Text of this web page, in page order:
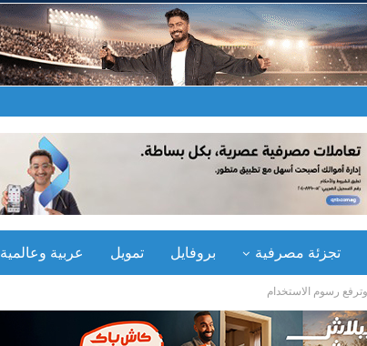
تجزئة مصرفية بروفايل تمويل عربية وعالمية